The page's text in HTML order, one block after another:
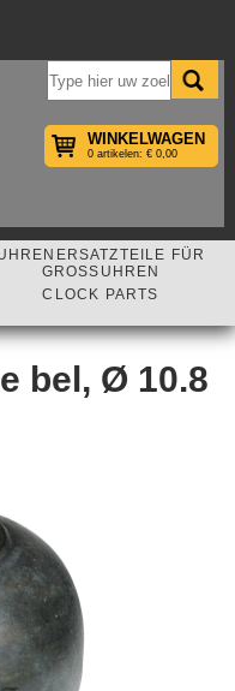
WINKELWAGEN
0 artikelen: € 0,00
FÜR
GROSSUHREN
CLOCK PARTS
bel, Ø 10.8